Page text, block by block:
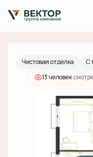
3-комнатный
Ипотекаот 124 487 руб./мес.
Чистовая отделка
С
13 человек